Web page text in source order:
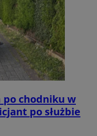
po chodniku w
po służbie